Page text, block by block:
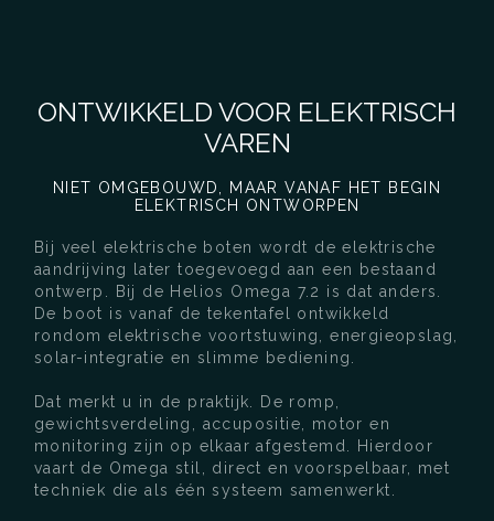
ONTWIKKELD VOOR ELEKTRISCH
VAREN
NIET OMGEBOUWD, MAAR VANAF HET BEGIN
ELEKTRISCH ONTWORPEN
Bij veel elektrische boten wordt de elektrische
aandrijving later toegevoegd aan een bestaand
ontwerp. Bij de Helios Omega 7.2 is dat anders.
De boot is vanaf de tekentafel ontwikkeld
rondom elektrische voortstuwing, energieopslag,
solar-integratie en slimme bediening.
Dat merkt u in de praktijk. De romp,
gewichtsverdeling, accupositie, motor en
monitoring zijn op elkaar afgestemd. Hierdoor
vaart de Omega stil, direct en voorspelbaar, met
techniek die als één systeem samenwerkt.